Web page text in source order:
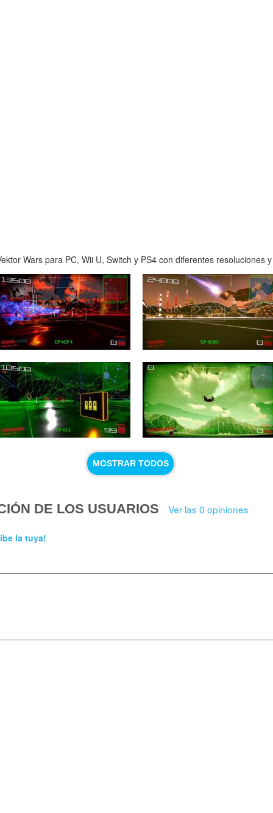
Wars para PC, Wii U, Switch y PS4 con diferentes resoluciones
MOSTRAR TODOS
DE LOS USUARIOS Ver las 0 opiniones
la tuya!